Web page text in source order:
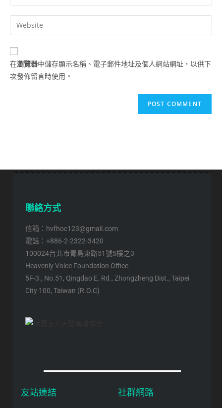
在瀏覽器中儲存顯示名稱、電子郵件地址及個人網站網址，以供下
次發佈留言時使用。
聯絡方式
信箱：hvfhoc123@gmail.com
電話：+886-2-2322-3420
100024台北市青島東路51號5樓之3
Heavenly Voice Foundation Office
5F-3., No.51, Qingdao E. Rd., Zhongzheng Dist., Taipei
City 100, Taiwan (R.O.C)
友站連結 社群網路